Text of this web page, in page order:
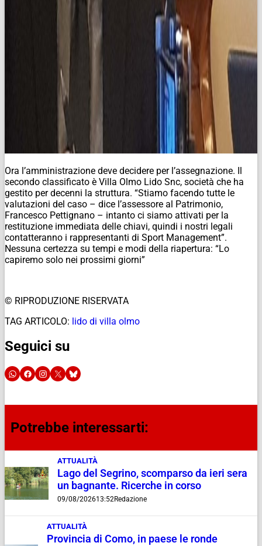
Ora l’amministrazione deve decidere per l’assegnazione. Il
secondo classificato è Villa Olmo Lido Snc, società che ha
gestito per decenni la struttura. “Stiamo facendo tutte le
valutazioni del caso – dice l’assessore al Patrimonio,
Francesco Pettignano – intanto ci siamo attivati per la
restituzione immediata delle chiavi, quindi i nostri legali
contatteranno i rappresentanti di Sport Management”.
Nessuna certezza su tempi e modi della riapertura: “Lo
capiremo solo nei prossimi giorni”
© RIPRODUZIONE RISERVATA
TAG ARTICOLO: lido di villa olmo
Seguici su
Potrebbe interessarti:
ATTUALITÀ
Lago del Segrino, scomparso da ieri sera
un bagnante. Ricerche in corso
09/08/202613:52Redazione
ATTUALITÀ
Provincia di Como, in paese le ronde